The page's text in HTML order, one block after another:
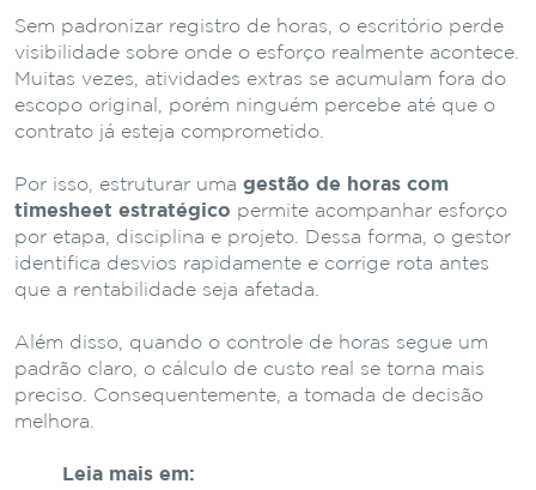
Sem padronizar registro de horas, o escritório perde
visibilidade sobre onde o esforço realmente acontece.
Muitas vezes, atividades extras se acumulam fora do
escopo original, porém ninguém percebe até que o
contrato já esteja comprometido.
Por isso, estruturar uma gestão de horas com
timesheet estratégico permite acompanhar esforço
por etapa, disciplina e projeto. Dessa forma, o gestor
identifica desvios rapidamente e corrige rota antes
que a rentabilidade seja afetada.
Além disso, quando o controle de horas segue um
padrão claro, o cálculo de custo real se torna mais
preciso. Consequentemente, a tomada de decisão
melhora.
Leia mais em: